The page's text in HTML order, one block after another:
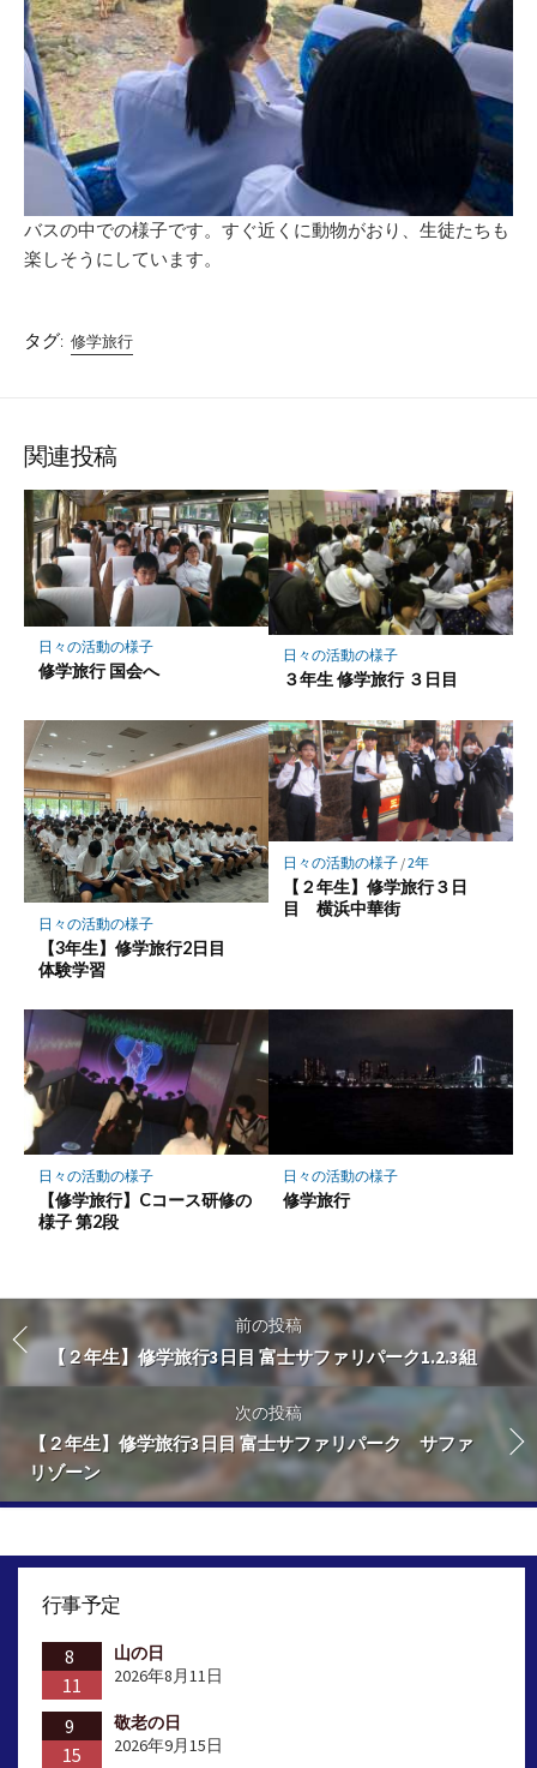
バスの中での様子です。すぐ近くに動物がおり、生徒たちも
楽しそうにしています。
タグ: 修学旅行
関連投稿
日々の活動の様子
修学旅行 国会へ
日々の活動の様子
３年生 修学旅行 ３日目
日々の活動の様子
【3年生】修学旅行2日目
体験学習
日々の活動の様子/2年
【２年生】修学旅行３日
目 横浜中華街
日々の活動の様子
【修学旅行】Cコース研修の
様子 第2段
日々の活動の様子
修学旅行
前の投稿
【２年生】修学旅行3日目 富士サファリパーク1.2.3組
次の投稿
【２年生】修学旅行3日目 富士サファリパーク サファ
リゾーン
行事予定
8
11
山の日
2026年8月11日
9
15
敬老の日
2026年9月15日